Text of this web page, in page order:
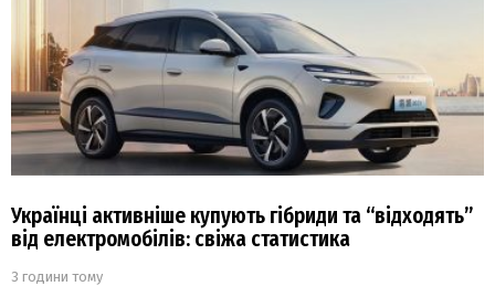
Українці активніше купують гібриди та “відходять”
від електромобілів: свіжа статистика
3 години тому